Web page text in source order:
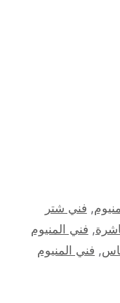
, فني شتر
, فني المنيوم
, فني المنيوم